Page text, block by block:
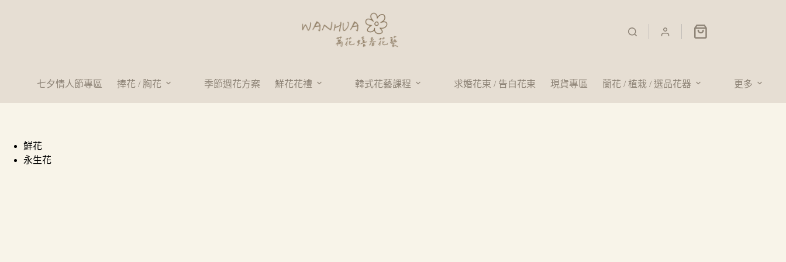
七夕情人節專區 捧花 / 胸花 季節週花方案 鮮花花禮 韓式花藝課程 求婚花束 / 告白花束 現貨專區 蘭花 / 植栽 / 選品花器 更多
鮮花
永生花